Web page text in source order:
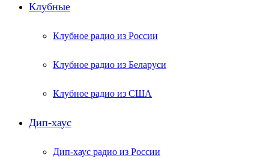
Клубные
Клубное радио из России
Клубное радио из Беларуси
Клубное радио из США
Дип-хаус
Дип-хаус радио из России